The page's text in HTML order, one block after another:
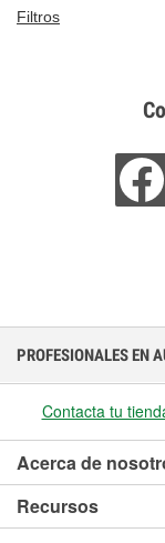
Filtros
PROFESIONALES EN
Contacta tu
Acerca de
Recursos